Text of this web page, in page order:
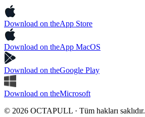
Download on theApp Store
Download on theApp MacOS
Download on theGoogle Play
Download on theMicrosoft
© 2026 OCTAPULL · Tüm hakları saklıdır.